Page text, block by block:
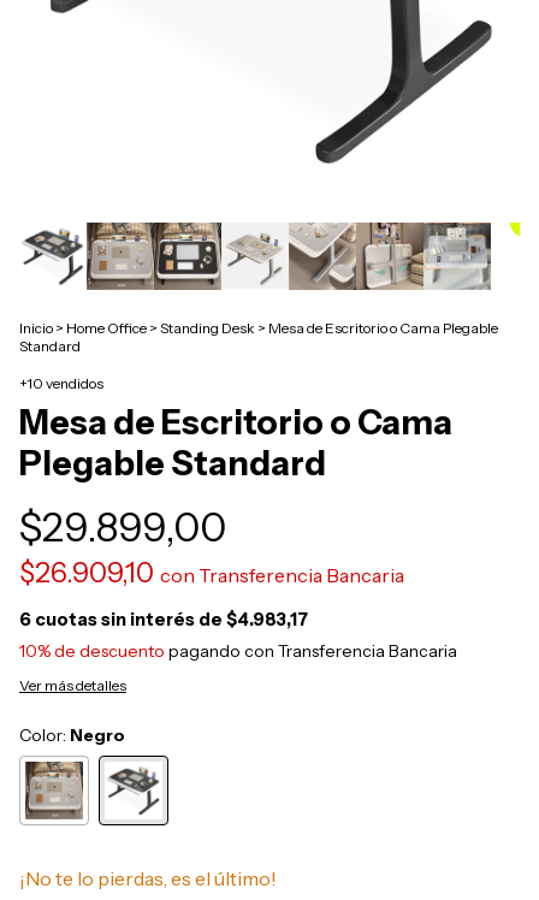
Inicio > Home Office > Standing Desk > Mesa de Escritorio o Cama Plegable
Standard
+10 vendidos
Mesa de Escritorio o Cama
Plegable Standard
$29.899,00
$26.909,10 con Transferencia Bancaria
6 cuotas sin interés de $4.983,17
10% de descuento pagando con Transferencia Bancaria
Ver más detalles
Color: Negro
¡No te lo pierdas, es el último!